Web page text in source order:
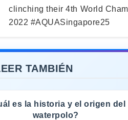
clinching their 4th World
2022 #AQUASingapore25
TAMBIÉN
es la historia y el origen del
waterpolo?